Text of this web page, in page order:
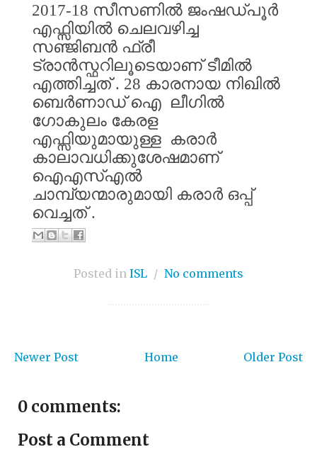
2017-18 സീസണിൽ ജംഷഡ്പൂർ
എഫ്സിയിൽ ചെലവഴിച്ച
സഞ്ജിബൻ ഫ്രീ
ട്രാൻസ്ഫറിലൂടെയാണ് ടീമിൽ
എത്തിച്ചത്. 28 കാരനായ നിഖിൽ
ബെർണാഡ് ഐ ലീഗിൽ
ഗോകുലം കേരള
എഫ്സിയുമായുള്ള കരാർ
കാലാവധിക്കുശേഷമാണ്
ഐഎസ്എൽ
ചാമ്പ്യന്മാരുമായി കരാർ ഒപ്പ്
വെച്ചത്.
Posted in ISL / No comments
Newer Post Older Post
Home
0 comments:
Post a Comment